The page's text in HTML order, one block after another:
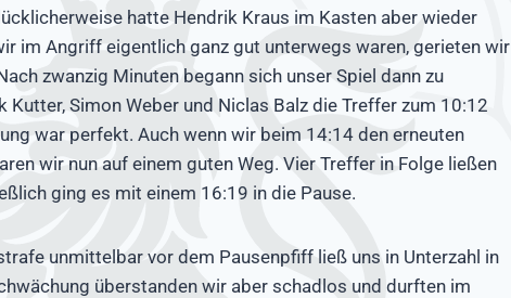
hatte Hendrik Kraus im Kasten aber wieder
im Angriff eigentlich ganz gut unterwegs waren, gerieten wir
zwanzig Minuten begann sich unser Spiel dann zu
Simon Weber und Niclas Balz die Treffer zum 10:12
war perfekt. Auch wenn wir beim 14:14 den erneuten
wir nun auf einem guten Weg. Vier Treffer in Folge ließen
ging es mit einem 16:19 in die Pause.
unmittelbar vor dem Pausenpfiff ließ uns in Unterzahl in
überstanden wir aber schadlos und durften im